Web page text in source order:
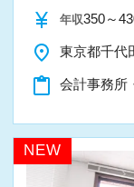
「まずはやっ
「新しいこと
そんな姿勢を
しながらさら
一緒に学び
currency_yen 年収350～
place 東京都千代
content_paste 会計事務所
NEW